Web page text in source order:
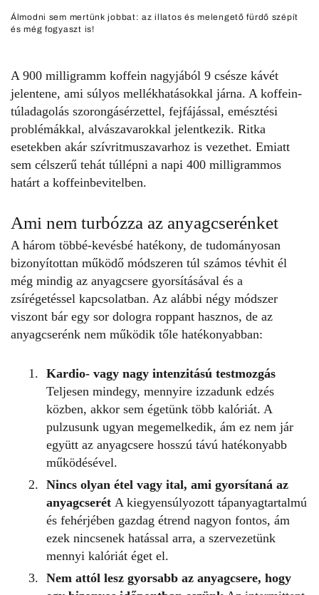
Álmodni sem mertünk jobbat: az illatos és melengető fürdő szépít
és még fogyaszt is!
A 900 milligramm koffein nagyjából 9 csésze kávét
jelentene, ami súlyos mellékhatásokkal járna. A koffein-
túladagolás szorongásérzettel, fejfájással, emésztési
problémákkal, alvászavarokkal jelentkezik. Ritka
esetekben akár szívritmuszavarhoz is vezethet. Emiatt
sem célszerű tehát túllépni a napi 400 milligrammos
határt a koffeinbevitelben.
Ami nem turbózza az anyagcserénket
A három többé-kevésbé hatékony, de tudományosan
bizonyítottan működő módszeren túl számos tévhit él
még mindig az anyagcsere gyorsításával és a
zsírégetéssel kapcsolatban. Az alábbi négy módszer
viszont bár egy sor dologra roppant hasznos, de az
anyagcserénk nem működik tőle hatékonyabban:
Kardio- vagy nagy intenzitású testmozgás
Teljesen mindegy, mennyire izzadunk edzés
közben, akkor sem égetünk több kalóriát. A
pulzusunk ugyan megemelkedik, ám ez nem jár
együtt az anyagcsere hosszú távú hatékonyabb
működésével.
Nincs olyan étel vagy ital, ami gyorsítaná az
anyagcserét A kiegyensúlyozott tápanyagtartalmú
és fehérjében gazdag étrend nagyon fontos, ám
ezek nincsenek hatással arra, a szervezetünk
mennyi kalóriát éget el.
Nem attól lesz gyorsabb az anyagcsere, hogy